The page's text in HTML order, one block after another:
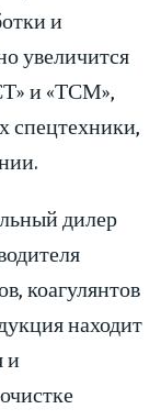
и
увеличится
и «ТСМ»,
спецтехники,
дилер
коагулянтов
находит
и